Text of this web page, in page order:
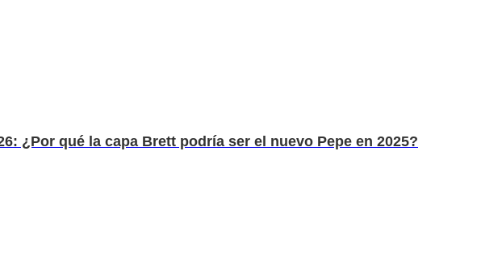
¿Por qué la capa Brett podría ser el nuevo Pepe en 2025?